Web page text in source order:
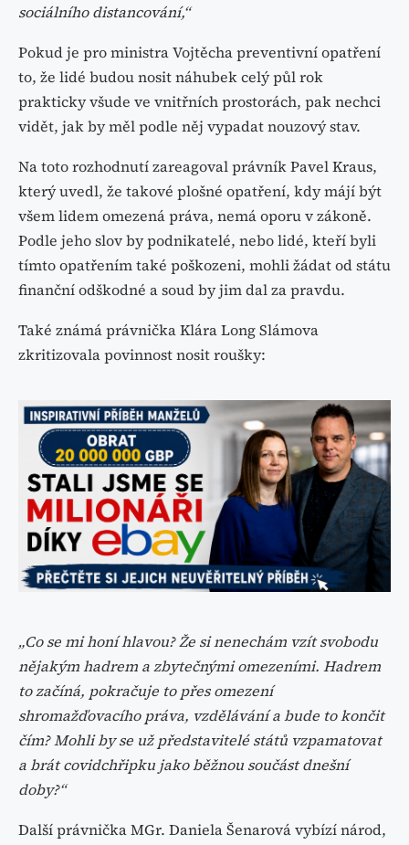
sociálního distancování,“
Pokud je pro ministra Vojtěcha preventivní opatření
to, že lidé budou nosit náhubek celý půl rok
prakticky všude ve vnitřních prostorách, pak nechci
vidět, jak by měl podle něj vypadat nouzový stav.
Na toto rozhodnutí zareagoval právník Pavel Kraus,
který uvedl, že takové plošné opatření, kdy májí být
všem lidem omezená práva, nemá oporu v zákoně.
Podle jeho slov by podnikatelé, nebo lidé, kteří byli
tímto opatřením také poškozeni, mohli žádat od státu
finanční odškodné a soud by jim dal za pravdu.
Také známá právnička Klára Long Slámova
zkritizovala povinnost nosit roušky:
„Co se mi honí hlavou? Že si nenechám vzít svobodu
nějakým hadrem a zbytečnými omezeními. Hadrem
to začíná, pokračuje to přes omezení
shromažďovacího práva, vzdělávání a bude to končit
čím? Mohli by se už představitelé států vzpamatovat
a brát covidchřipku jako běžnou součást dnešní
doby?“
Další právnička MGr. Daniela Šenarová vybízí národ,